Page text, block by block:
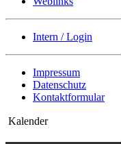
Intern / Login
Impressum
Datenschutz
Kontaktformular
Kalender